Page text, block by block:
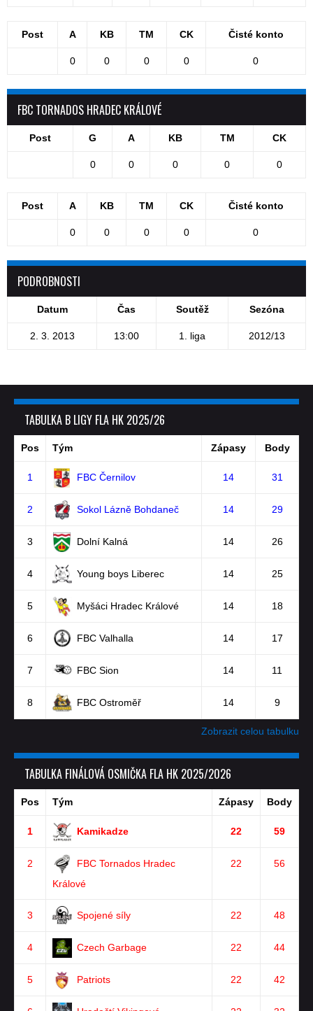
Post A KB TM CK Čisté konto
0 0 0 0 0
FBC TORNADOS HRADEC KRÁLOVÉ
Post G A KB TM CK
0 0 0 0 0
Post A KB TM CK Čisté konto
0 0 0 0 0
PODROBNOSTI
Datum Čas Soutěž Sezóna
2. 3. 2013 13:00 1. liga 2012/13
TABULKA B LIGY FLA HK 2025/26
Pos Tým Zápasy Body
1 FBC Černilov 14 31
2 Sokol Lázně Bohdaneč 14 29
3 Dolní Kalná 14 26
4 Young boys Liberec 14 25
5 Myšáci Hradec Králové 14 18
6 FBC Valhalla 14 17
7 FBC Sion 14 11
8 FBC Ostroměř 14 9
Zobrazit celou tabulku
TABULKA FINÁLOVÁ OSMIČKA FLA HK 2025/2026
Pos Tým Zápasy Body
1 Kamikadze 22 59
2
FBC Tornados Hradec
Králové
22 56
3 Spojené síly 22 48
4 Czech Garbage 22 44
5 Patriots 22 42